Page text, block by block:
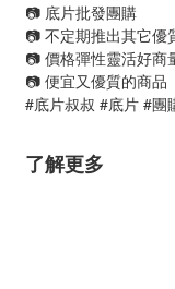
📷 底片批發團購
📷 不定期推出其它優
📷 價格彈性靈活好商
📷 便宜又優質的商品
#底片叔叔 #底片 #團
了解更多